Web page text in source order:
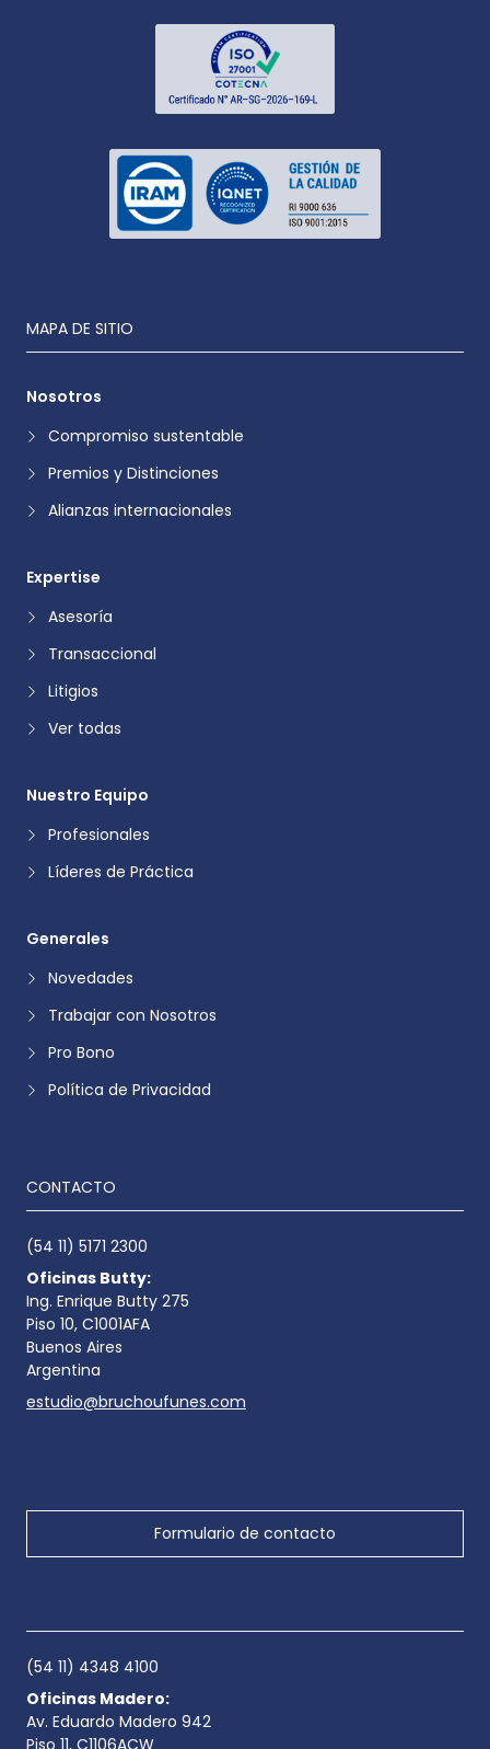
MAPA DE SITIO
Nosotros
Compromiso sustentable
Premios y Distinciones
Alianzas internacionales
Expertise
Asesoría
Transaccional
Litigios
Ver todas
Nuestro Equipo
Profesionales
Líderes de Práctica
Generales
Novedades
Trabajar con Nosotros
Pro Bono
Política de Privacidad
CONTACTO
(54 11) 5171 2300
Oficinas Butty:
Ing. Enrique Butty 275
Piso 10, C1001AFA
Buenos Aires
Argentina
estudio@bruchoufunes.com
Formulario de contacto
(54 11) 4348 4100
Oficinas Madero:
Av. Eduardo Madero 942